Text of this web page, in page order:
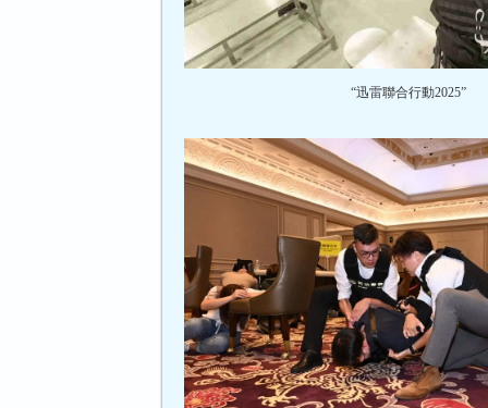
“迅雷聯合行動2025”